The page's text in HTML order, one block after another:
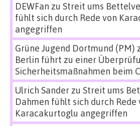
DEWFan zu Streit ums
fühlt sich durch Rede von
angegriffen
Grüne Jugend Dortmund (PM)
Berlin führt zu einer
Sicherheitsmaßnahmen beim
Ulrich Sanderzu Streit ums
Dahmen fühlt sich durch Rede
Karacakurtoglu angegriffen